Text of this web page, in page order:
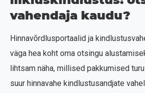
vahendaja kaudu?
Hinnavõrdlusportaalid ja
väga hea koht oma otsingu
lihtsam näha, millised pakkumised
suur hinnavahe kindlustusandjate